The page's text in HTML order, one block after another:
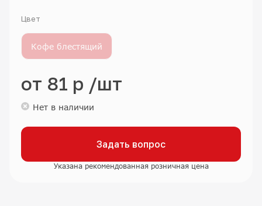
Цвет
Кофе блестящий
от 81 р /шт
Нет в наличии
Задать вопрос
Указана рекомендованная розничная цена